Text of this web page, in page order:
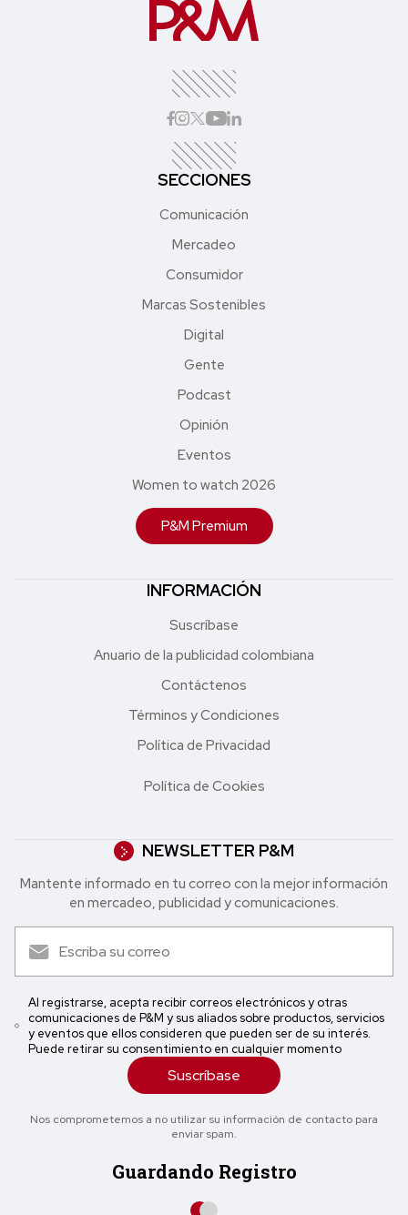
SECCIONES
Comunicación
Mercadeo
Consumidor
Marcas Sostenibles
Digital
Gente
Podcast
Opinión
Eventos
Women to watch 2026
P&M Premium
INFORMACIÓN
Suscríbase
Anuario de la publicidad colombiana
Contáctenos
Términos y Condiciones
Política de Privacidad
Política de Cookies
NEWSLETTER P&M
Mantente informado en tu correo con la mejor in formación
en mercadeo, publicidad y comunicaciones.
Al registrarse, acepta recibir correos electrónicos y otras
comunicaciones de P&M y sus aliados sobre productos, servicios
y eventos que ellos consideren que pueden ser de su interés.
Puede retirar su consentimiento en cualquier momento
Suscríbase
Nos comprometemos a no utilizar su información de contacto para
enviar spam.
Guardando Registro